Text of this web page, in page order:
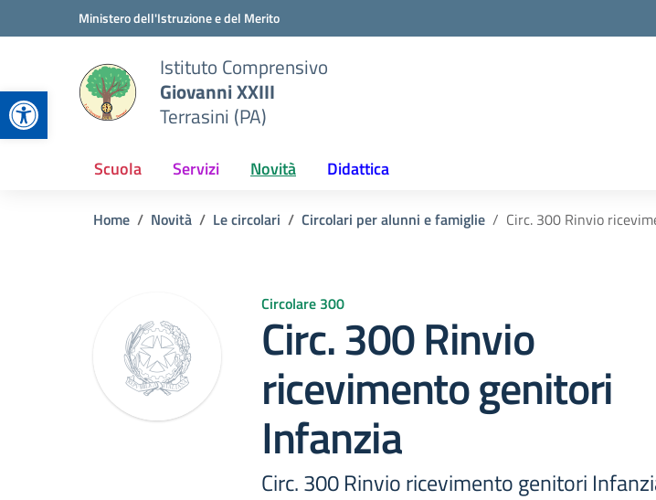
Apri la barra degli strumenti
Vai ai contenuti
Vai al menu di navigazioneMinistero dell'Istruzione e del Merito
Istituto Comprensivo
Giovanni XXIII
Terrasini (PA)
Scuola Servizi Novità Didattica
Home Novità Le circolari Circolari per alunni e famiglie Circ. 300 Rinvio
Circolare 300
Circ. 300 Rinvio
ricevimento genitori
Infanzia
Circ. 300 Rinvio ricevimento genitori